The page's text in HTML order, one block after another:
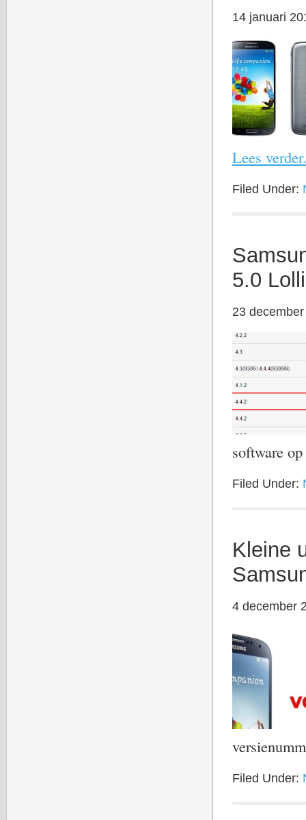
14 januari
Lees
Filed Under:
5.0
23
software
Filed Under:
Kleine
4 december
Filed Under: